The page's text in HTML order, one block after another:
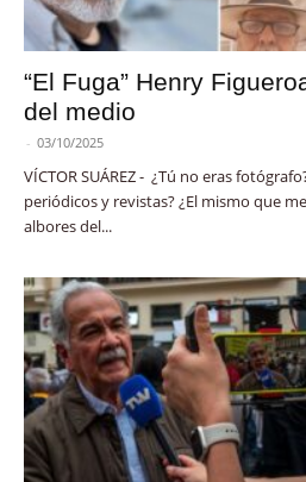
“El Fuga” Henry
del medio
- 03/10/2025
VÍCTOR SUÁREZ - ¿Tú no eras
periódicos y revistas? ¿El mismo que
albores del...